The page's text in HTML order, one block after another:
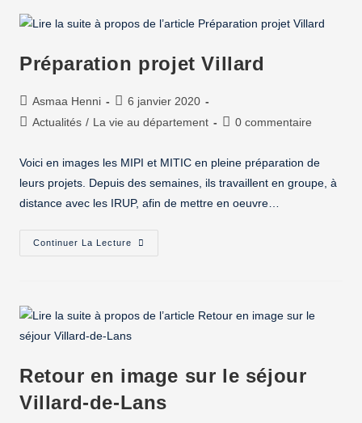
Préparation projet Villard
Asmaa Henni
6 janvier 2020
Actualités / La vie au département 0 commentaire
Voici en images les MIPI et MITIC en pleine préparation de
leurs projets. Depuis des semaines, ils travaillent en groupe, à
distance avec les IRUP, afin de mettre en oeuvre…
Continuer La Lecture
Retour en image sur le séjour
Villard-de-Lans